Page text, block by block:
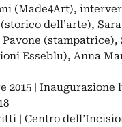
(Made4Art),
dell’arte),
(stampatrice),
Esseblu), Anna
2015 | Inaugurazione
| Centro